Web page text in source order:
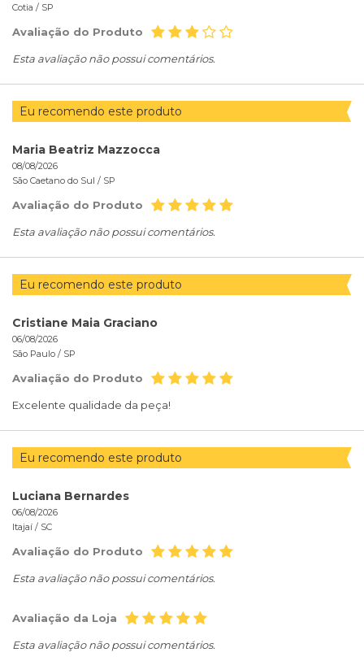
Cotia / SP
Avaliação do Produto
Esta avaliação não possui comentários.
Eu recomendo este produto
Maria Beatriz Mazzocca
08/08/2026
São Caetano do Sul / SP
Avaliação do Produto
Esta avaliação não possui comentários.
Eu recomendo este produto
Cristiane Maia Graciano
06/08/2026
São Paulo / SP
Avaliação do Produto
Excelente qualidade da peça!
Eu recomendo este produto
Luciana Bernardes
06/08/2026
Itajaí / SC
Avaliação do Produto
Esta avaliação não possui comentários.
Avaliação da Loja
Esta avaliação não possui comentários.